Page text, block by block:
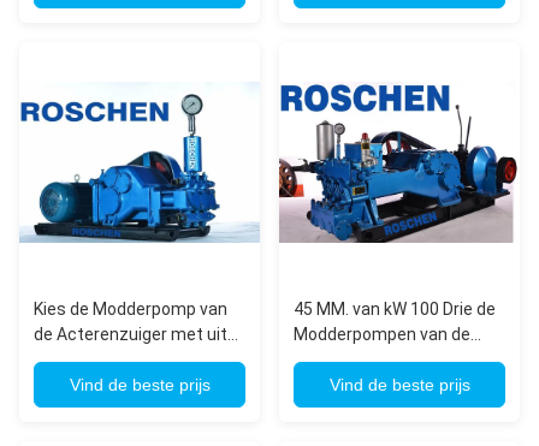
Vergeldende Zuiger
Efficiency
Kies de Modderpomp van
de Acterenzuiger met uit
50 strijken, 5.5 kW het
Horizontale Drie Cilinder
Vergelden
Vind de beste prijs
45 MM. van kW 100 Drie de
Modderpompen van de
Cilinderslag voor
Boringsinstallaties
Vind de beste prijs